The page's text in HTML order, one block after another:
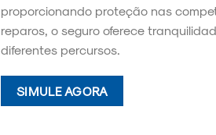
proporcionando proteção nas
reparos, o seguro oferece
diferentes percursos.
SIMULE AGORA